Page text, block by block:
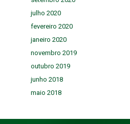
julho 2020
fevereiro 2020
janeiro 2020
novembro 2019
outubro 2019
junho 2018
maio 2018